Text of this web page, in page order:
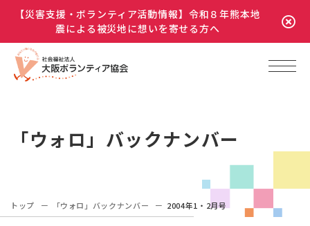
【災害支援・ボランティア活動情報】令和８年熊本地
震による被災地に想いを寄せる方へ
「ウォロ」バックナンバー
トップ 「ウォロ」バックナンバー 2004年1・2月号